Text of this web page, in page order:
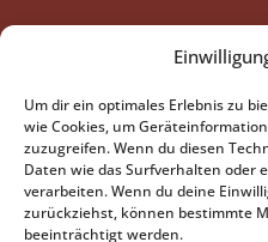
Um dir ein optimales Erlebnis zu
wie Cookies, um
zuzugreifen. Wenn du diesen
Daten wie das Surfverhalten oder
verarbeiten. Wenn du deine
zurückziehst, können bestimmte
beeinträchtigt werden.
Das findest Du hier
Hundetrainer-
Coaching für
Anschrift
Petra Schwarz